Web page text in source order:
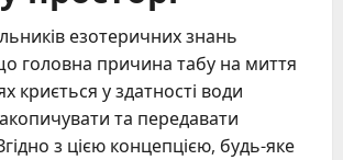
езотеричних знань
головна причина табу на миття
криється у здатності води
та передавати
з цією концепцією, будь-яке